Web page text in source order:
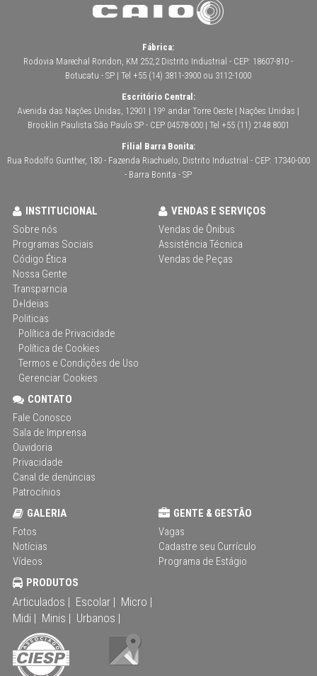
Fábrica:
Rodovia Marechal Rondon, KM 252,2 Distrito Industrial - CEP: 18607-810 -
Botucatu - SP | Tel +55 (14) 3811-3900 ou 3112-1000
Escritório Central:
Avenida das Nações Unidas, 12901 | 19º andar Torre Oeste | Nações Unidas |
Brooklin Paulista São Paulo SP - CEP 04578-000 | Tel +55 (11) 2148 8001
Filial Barra Bonita:
Rua Rodolfo Gunther, 180 - Fazenda Riachuelo, Distrito Industrial - CEP: 17340-000
- Barra Bonita - SP
INSTITUCIONAL
Sobre nós
Programas Sociais
Código Ética
Nossa Gente
Transparncia
D+Ideias
Politicas
Política de Privacidade
Política de Cookies
Termos e Condições de Uso
Gerenciar Cookies
VENDAS E SERVIÇOS
Vendas de Ônibus
Assistência Técnica
Vendas de Peças
CONTATO
Fale Conosco
Sala de Imprensa
Ouvidoria
Privacidade
Canal de denúncias
Patrocínios
GALERIA
Fotos
Notícias
Vídeos
GENTE & GESTÃO
Vagas
Cadastre seu Currículo
Programa de Estágio
PRODUTOS
Articulados | Escolar | Micro |
Midi | Minis | Urbanos |